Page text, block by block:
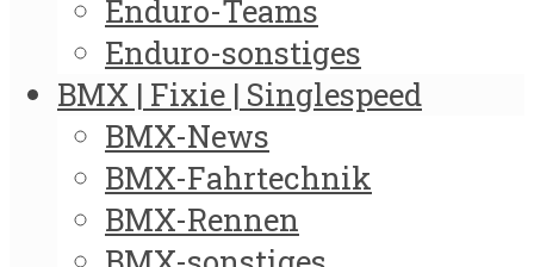
Enduro-Teams
Enduro-sonstiges
BMX | Fixie | Singlespeed
BMX-News
BMX-Fahrtechnik
BMX-Rennen